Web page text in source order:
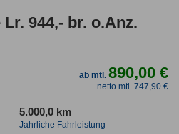
944,- br. o.Anz.
ab mtl.890,00 €
netto mtl. 747,90 €
5.000,0 km
Jahrliche Fahrleistung